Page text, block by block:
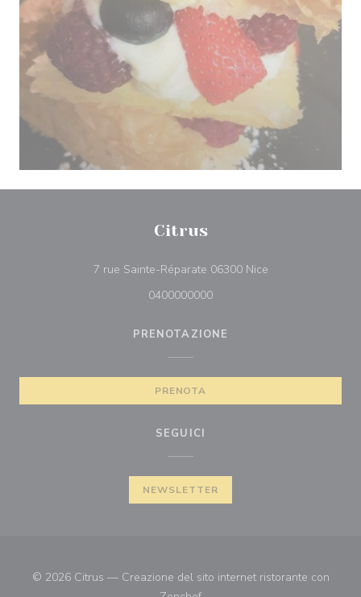
Citrus
7 rue Sainte-Réparate 06300 Nice((apre una nuova
0400000000
PRENOTAZIONE
PRENOTA
SEGUICI
NEWSLETTER
© 2026 Citrus — Creazione del sito internet ristorante con